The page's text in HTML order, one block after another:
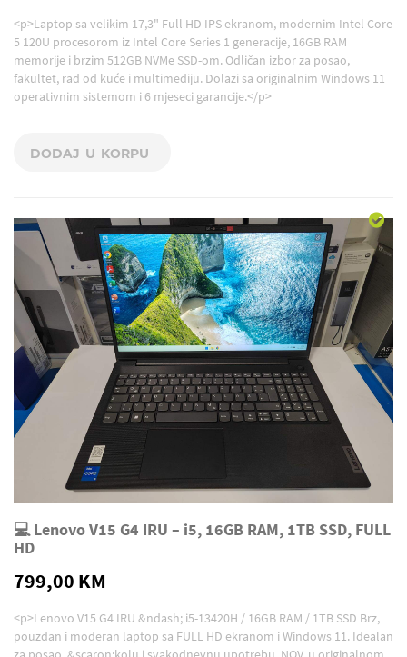
<p>Laptop sa velikim 17,3" Full HD IPS ekranom, modernim Intel Core
5 120U procesorom iz Intel Core Series 1 generacije, 16GB RAM
memorije i brzim 512GB NVMe SSD-om. Odličan izbor za posao,
fakultet, rad od kuće i multimediju. Dolazi sa originalnim Windows 11
operativnim sistemom i 6 mjeseci garancije.</p>
DODAJ U KORPU
💻 Lenovo V15 G4 IRU – i5, 16GB RAM, 1TB SSD, FULL
HD
799,00 KM
<p>Lenovo V15 G4 IRU &ndash; i5-13420H / 16GB RAM / 1TB SSD Brz,
pouzdan i moderan laptop sa FULL HD ekranom i Windows 11. Idealan